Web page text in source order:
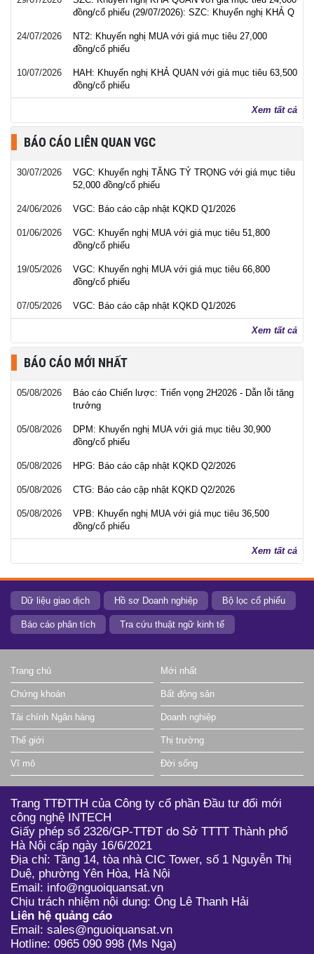
đồng/cổ phiếu (29/07/2026): SZC: Khuyến nghị KHẢ Q
24/07/2026
NT2: Khuyến nghị MUA với giá mục tiêu 27,000
đồng/cổ phiếu
10/07/2026
HAH: Khuyến nghị KHẢ QUAN với giá mục tiêu 63,500
đồng/cổ phiếu
Xem tất cả
BÁO CÁO LIÊN QUAN VGC
30/07/2026
VGC: Khuyến nghị TĂNG TỶ TRỌNG với giá mục tiêu
52,000 đồng/cổ phiếu
24/06/2026 VGC: Báo cáo cập nhật KQKD Q1/2026
01/06/2026
VGC: Khuyến nghị MUA với giá mục tiêu 51,800
đồng/cổ phiếu
19/05/2026
VGC: Khuyến nghị MUA với giá mục tiêu 66,800
đồng/cổ phiếu
07/05/2026 VGC: Báo cáo cập nhật KQKD Q1/2026
Xem tất cả
BÁO CÁO MỚI NHẤT
05/08/2026
Báo cáo Chiến lược: Triển vọng 2H2026 - Dẫn lỗi tăng
trưởng
05/08/2026
DPM: Khuyến nghị MUA với giá mục tiêu 30,900
đồng/cổ phiếu
05/08/2026 HPG: Báo cáo cập nhật KQKD Q2/2026
05/08/2026 CTG: Báo cáo cập nhật KQKD Q2/2026
05/08/2026
VPB: Khuyến nghị MUA với giá mục tiêu 36,500
đồng/cổ phiếu
Xem tất cả
Dữ liệu giao dịch Hồ sơ Doanh nghiệp Bộ lọc cổ phiếu
Báo cáo phân tích Tra cứu thuật ngữ kinh tế
Trang chủ Mới nhất
Chứng khoán Bất động sản
Tài chính Ngân hàng Doanh nghiệp
Thế giới Thị trường
Vĩ mô Đời sống
Trang TTĐTTH của Công ty cổ phần Đầu tư đổi mới
công nghệ INTECH
Giấy phép số 2326/GP-TTĐT do Sở TTTT Thành phố
Hà Nội cấp ngày 16/6/2021
Địa chỉ: Tầng 14, tòa nhà CIC Tower, số 1 Nguyễn Thị
Duệ, phường Yên Hòa, Hà Nội
Email: info@nguoiquansat.vn
Chịu trách nhiệm nội dung: Ông Lê Thanh Hải
Liên hệ quảng cáo
Email: sales@nguoiquansat.vn
Hotline: 0965 090 998 (Ms Nga)